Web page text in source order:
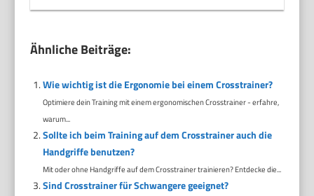
Ähnliche Beiträge:
Wie wichtig ist die Ergonomie bei einem Crosstrainer?
Optimiere dein Training mit einem ergonomischen Crosstrainer - erfahre,
warum...
Sollte ich beim Training auf dem Crosstrainer auch die
Handgriffe benutzen?
Mit oder ohne Handgriffe auf dem Crosstrainer trainieren? Entdecke die...
Sind Crosstrainer für Schwangere geeignet?